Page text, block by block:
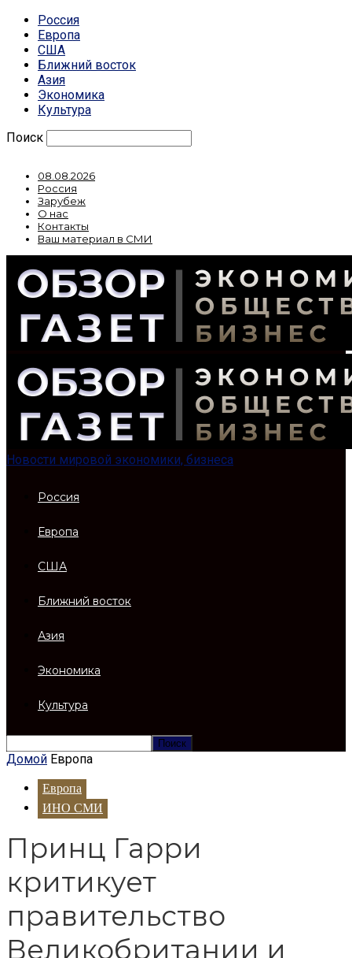
Россия
Европа
США
Ближний восток
Азия
Экономика
Культура
Поиск
08.08.2026
Россия
Зарубеж
О нас
Контакты
Ваш материал в СМИ
Новости мировой экономики, бизнеса
Россия
Европа
США
Ближний восток
Азия
Экономика
Культура
Домой Европа
Европа
ИНО СМИ
Принц Гарри
критикует
правительство
Великобритании и